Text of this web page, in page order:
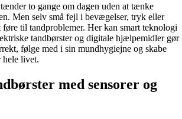
to gange om dagen uden at tænke
Men selv små fejl i bevægelser, tryk eller
til tandproblemer. Her kan smart teknologi
tandbørster og digitale hjælpemidler gør
følge med i sin mundhygiejne og skabe
hele livet.
med sensorer og